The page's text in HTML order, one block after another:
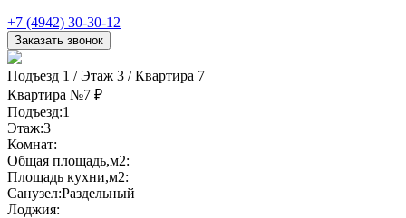
+7 (4942) 30-30-12
Подъезд 1 /Этаж 3 /Квартира 7
Квартира №7 ₽
Подъезд:1
Этаж:3
Комнат:
Общая площадь,м2:
Площадь кухни,м2:
Санузел:Раздельный
Лоджия: